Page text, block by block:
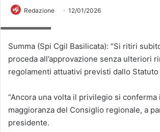
Redazione 12/01/2026
Summa (Spi Cgil Basilicata): “Si ritiri
proceda all’approvazione senza ulteriori
regolamenti attuativi previsti dallo Statuto
“Ancora una volta il privilegio si conferma
maggioranza del Consiglio regionale, a
presidente.